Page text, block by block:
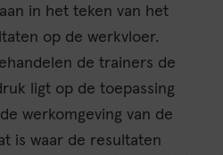
in het teken van het
op de werkvloer.
de trainers de
ligt op de toepassing
werkomgeving van de
is waar de resultaten